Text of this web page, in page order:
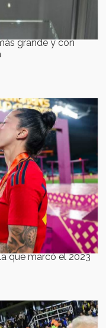
grande y con
que marcó el 2023